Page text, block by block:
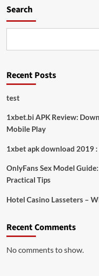
Search
Recent Posts
test
1xbet.bi APK Review:
Mobile Play
1xbet apk download 2019
OnlyFans Sex Model
Practical Tips
Hotel Casino Lasseters –
Recent Comments
No comments to show.